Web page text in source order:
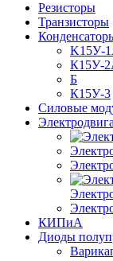
Резисторы
Транзисторы
K15У-
К15У-
Б
К15У-3
Силовые
КИПиА
Диоды